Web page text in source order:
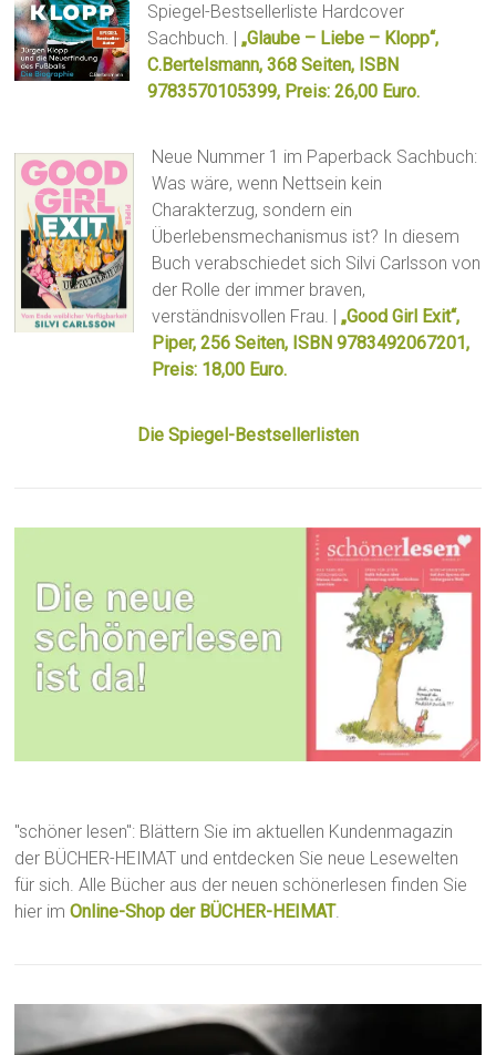
Spiegel-Bestsellerliste Hardcover
Sachbuch. |„Glaube – Liebe – Klopp“,
C.Bertelsmann, 368 Seiten, ISBN
9783570105399, Preis: 26,00 Euro.
Neue Nummer 1 im Paperback Sachbuch:
Was wäre, wenn Nettsein kein
Charakterzug, sondern ein
Überlebensmechanismus ist? In diesem
Buch verabschiedet sich Silvi Carlsson von
der Rolle der immer braven,
verständnisvollen Frau. |„Good Girl Exit“,
Piper, 256 Seiten, ISBN 9783492067201,
Preis: 18,00 Euro.
Die Spiegel-Bestsellerlisten
"schöner lesen": Blättern Sie im aktuellen Kundenmagazin
der BÜCHER-HEIMAT und entdecken Sie neue Lesewelten
für sich. Alle Bücher aus der neuen schönerlesen finden Sie
hier imOnline-Shop der BÜCHER-HEIMAT.